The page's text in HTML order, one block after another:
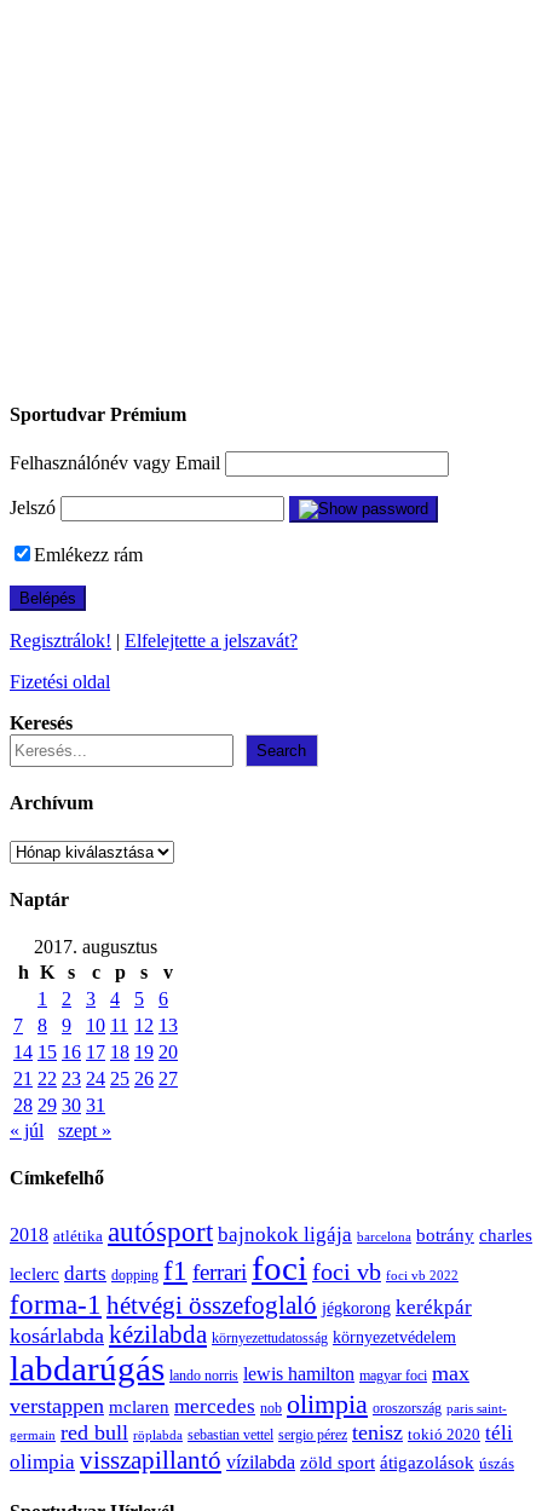
Sportudvar Prémium
Felhasználónév vagy Email
Jelszó
Emlékezz rám
Regisztrálok! | Elfelejtette a jelszavát?
Fizetési oldal
Keresés
Search
Archívum
Archívum
Naptár
2017. augusztus
h K s c p s
v
1
2 3 4 5
6
7
8 9 10 11 12 13
14 15 16 17 18 19 20
21 22 23 24 25 26 27
28 29 30 31
« júl
szept »
Címkefelhő
2018 atlétika autósport bajnokok ligája barcelona botrány charles
leclerc darts dopping f1 ferrari foci foci vb foci vb 2022
forma-1 hétvégi összefoglaló jégkorong kerékpár
kosárlabda kézilabda környezettudatosság környezetvédelem
labdarúgás lando norris lewis hamilton magyar foci max
verstappen mclaren mercedes nob olimpia oroszország paris saint-
germain red bull röplabda sebastian vettel sergio pérez tenisz tokió 2020 téli
olimpia visszapillantó vízilabda zöld sport átigazolások úszás